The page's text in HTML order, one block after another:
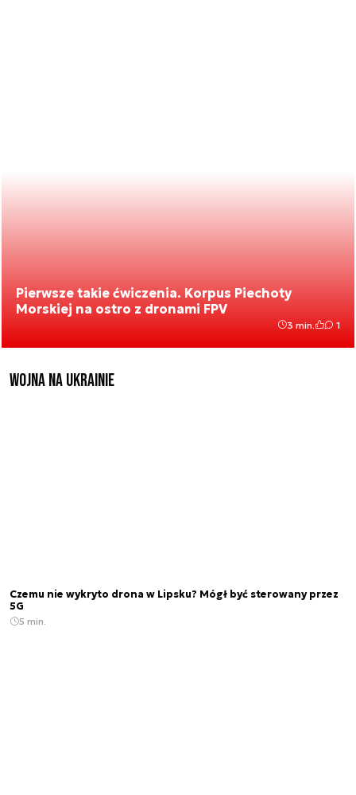
Pierwsze takie ćwiczenia. Korpus Piechoty
Morskiej na ostro z dronami FPV
3 min. 1
Wojna na Ukrainie
Czemu nie wykryto drona w Lipsku? Mógł być sterowany przez
5G
5 min.